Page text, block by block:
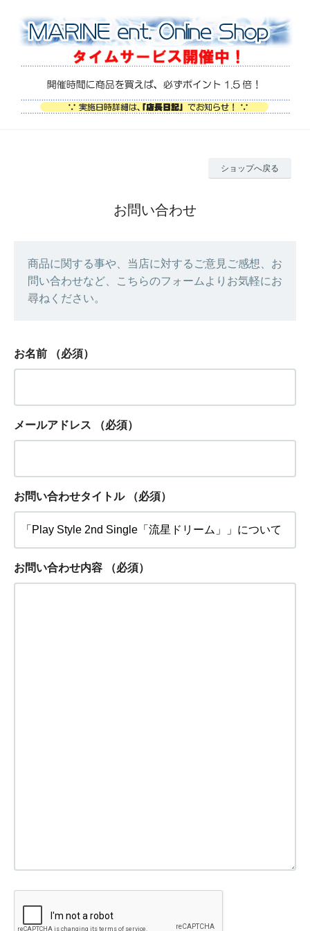
ショップへ戻る
お問い合わせ
商品に関する事や、当店に対するご意見ご感想、お
問い合わせなど、こちらのフォームよりお気軽にお
尋ねください。
お名前 （必須）
メールアドレス （必須）
お問い合わせタイトル （必須）
お問い合わせ内容 （必須）